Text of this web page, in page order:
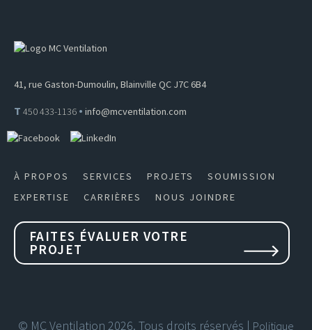
41, rue Gaston-Dumoulin, Blainville QC J7C 6B4
T 450 433-1136 • info@mcventilation.com
À PROPOS SERVICES PROJETS
SOUMISSION
EXPERTISE
CARRIÈRES NOUS JOINDRE
FAITES ÉVALUER VOTRE
PROJET
© MC Ventilation 2026. Tous droits réservés | Politique